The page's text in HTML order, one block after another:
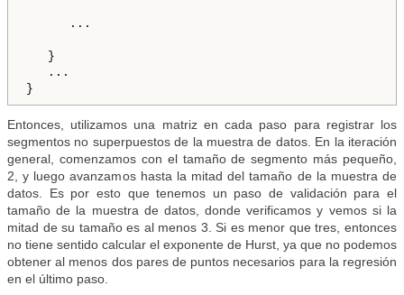
...
}
...
}
Entonces, utilizamos una matriz en cada paso para registrar los
segmentos no superpuestos de la muestra de datos. En la iteración
general, comenzamos con el tamaño de segmento más pequeño,
2, y luego avanzamos hasta la mitad del tamaño de la muestra de
datos. Es por esto que tenemos un paso de validación para el
tamaño de la muestra de datos, donde verificamos y vemos si la
mitad de su tamaño es al menos 3. Si es menor que tres, entonces
no tiene sentido calcular el exponente de Hurst, ya que no podemos
obtener al menos dos pares de puntos necesarios para la regresión
en el último paso.